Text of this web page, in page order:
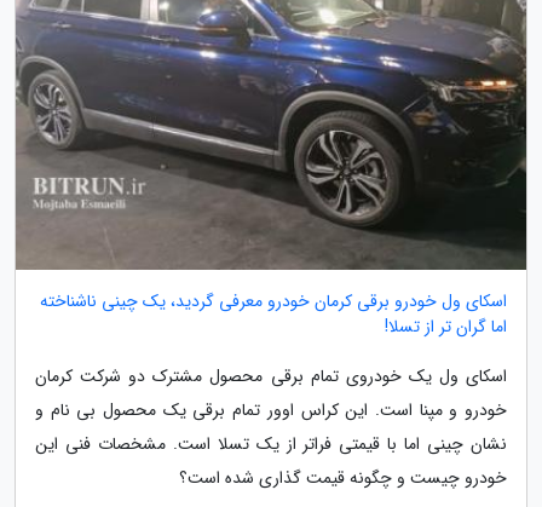
اسکای ول خودرو برقی کرمان خودرو معرفی گردید، یک چینی ناشناخته
اما گران تر از تسلا!
اسکای ول یک خودروی تمام برقی محصول مشترک دو شرکت کرمان
خودرو و مپنا است. این کراس اوور تمام برقی یک محصول بی نام و
نشان چینی اما با قیمتی فراتر از یک تسلا است. مشخصات فنی این
خودرو چیست و چگونه قیمت گذاری شده است؟